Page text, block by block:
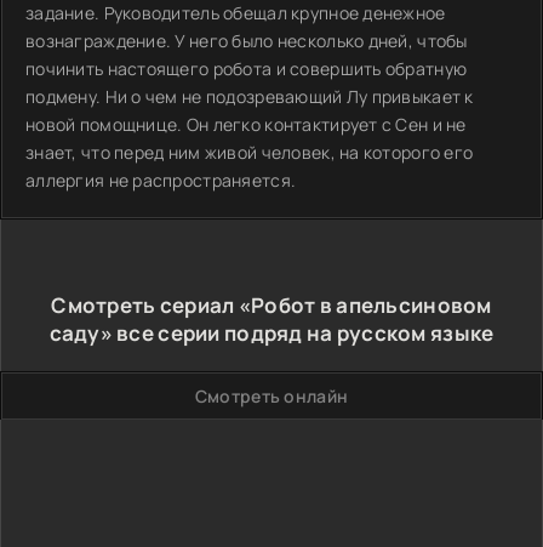
задание. Руководитель обещал крупное денежное
вознаграждение. У него было несколько дней, чтобы
починить настоящего робота и совершить обратную
подмену. Ни о чем не подозревающий Лу привыкает к
новой помощнице. Он легко контактирует с Сен и не
знает, что перед ним живой человек, на которого его
аллергия не распространяется.
Смотреть сериал «Робот в апельсиновом
саду» все серии подряд на русском языке
Смотреть онлайн